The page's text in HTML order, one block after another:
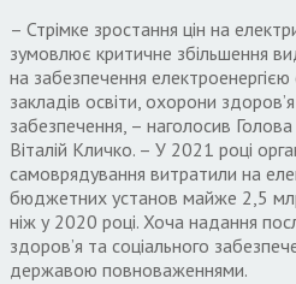
– Стрімке зростання цін на
зумовлює критичне збільшення
на забезпечення електро­енергією
закладів освіти, охорони
забезпечення, – наголосив
Віталій Кличко. – У 2021 році
самоврядування витратили на
бюджетних установ майже 2,5
ніж у 2020 році. Хоча надання
здоров’я та соціального
державою повноваженнями.